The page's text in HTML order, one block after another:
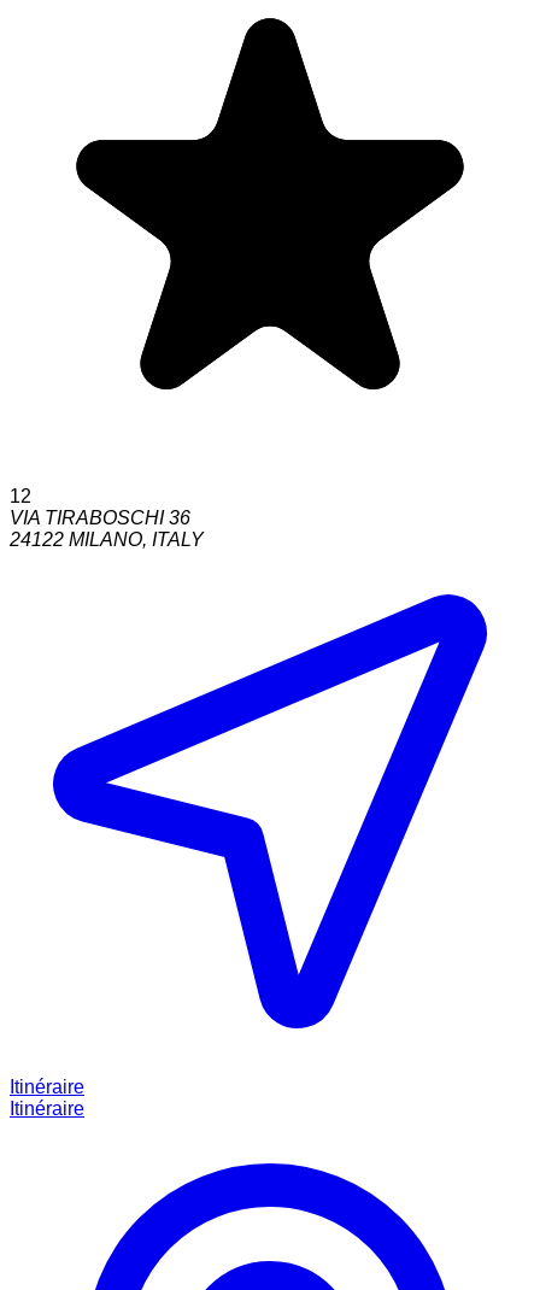
12
VIA TIRABOSCHI 36
24122 MILANO, ITALY
Itinéraire
Itinéraire